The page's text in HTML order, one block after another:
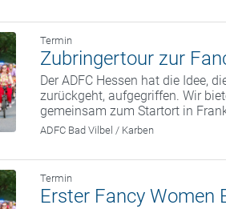
Termin
Zubringertour zur
Der ADFC Hessen hat die Idee,
zurückgeht, aufgegriffen. Wir
gemeinsam zum Startort in
ADFC Bad Vilbel / Karben
Termin
Erster Fancy Women